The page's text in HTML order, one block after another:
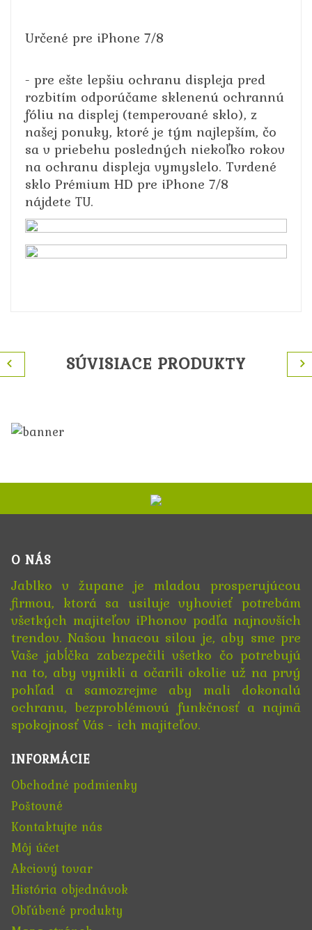
Určené pre iPhone 7/8
- pre ešte lepšiu ochranu displeja pred
rozbitím odporúčame sklenenú ochrannú
fóliu na displej (temperované sklo), z
našej ponuky, ktoré je tým najlepším, čo
sa v priebehu posledných niekoľko rokov
na ochranu displeja vymyslelo. Tvrdené
sklo Prémium HD pre iPhone 7/8
nájdete TU.
SÚVISIACE PRODUKTY
O NÁS
Jablko v župane je mladou prosperujúcou
firmou, ktorá sa usiluje vyhovieť potrebám
všetkých majiteľov iPhonov podľa najnovších
trendov. Našou hnacou silou je, aby sme pre
Vaše jabĺčka zabezpečili všetko čo potrebujú
na to, aby vynikli a očarili okolie už na prvý
pohľad a samozrejme aby mali dokonalú
ochranu, bezproblémovú funkčnosť a najmä
spokojnosť Vás - ich majiteľov.
INFORMÁCIE
Obchodné podmienky
Poštovné
Kontaktujte nás
Môj účet
Akciový tovar
História objednávok
Obľúbené produkty